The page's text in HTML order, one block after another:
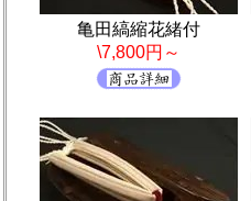
亀田縞縮花緒付
\7,800円～